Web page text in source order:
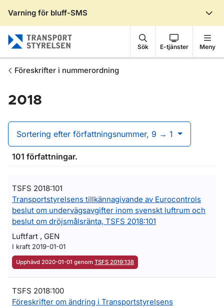
Varning för bluff-SMS
Sök E-tjänster Meny
Föreskrifter i nummerordning
2018
Sortering efter författningsnummer, 9 → 1
101 författningar.
TSFS 2018:101
Transportstyrelsens tillkännagivande av Eurocontrols
beslut om undervägsavgifter inom svenskt luftrum och
beslut om dröjsmålsränta, TSFS 2018:101
Luftfart , GEN
I kraft 2019-01-01
Upphävd 2020-01-01 genom TSFS 2019:138
TSFS 2018:100
Föreskrifter om ändring i Transportstyrelsens